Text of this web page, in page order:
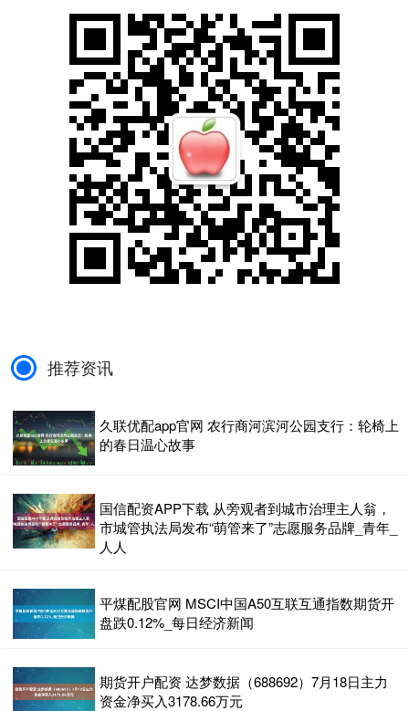
推荐资讯
久联优配app官网 农行商河滨河公园支行：轮椅上
的春日温心故事
国信配资APP下载 从旁观者到城市治理主人翁，
市城管执法局发布“萌管来了”志愿服务品牌_青年_
人人
平煤配股官网 MSCI中国A50互联互通指数期货开
盘跌0.12%_每日经济新闻
期货开户配资 达梦数据（688692）7月18日主力
资金净买入3178.66万元